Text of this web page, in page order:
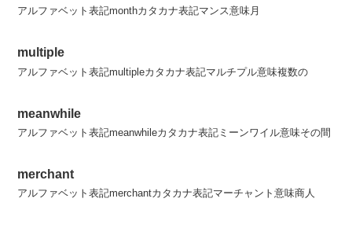
アルファベット表記monthカタカナ表記マンス意味月
multiple
アルファベット表記multipleカタカナ表記マルチプル意味複数の
meanwhile
アルファベット表記meanwhileカタカナ表記ミーンワイル意味その間
merchant
アルファベット表記merchantカタカナ表記マーチャント意味商人